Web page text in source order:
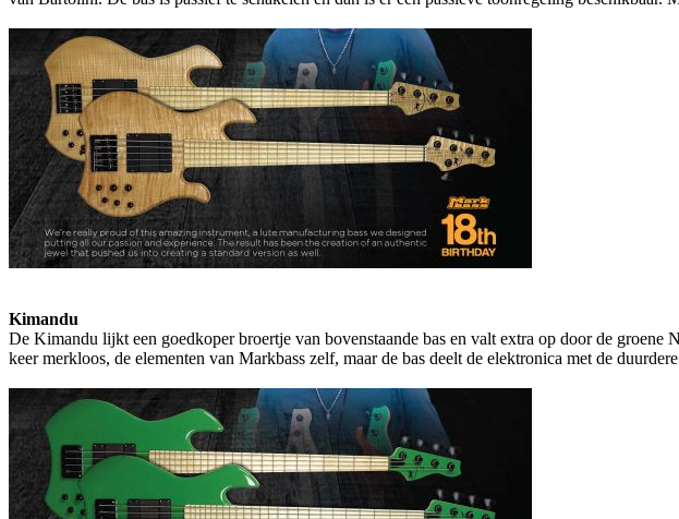
Kimandu
De Kimandu lijkt een goedkoper broertje van bovenstaande bas en valt extra op door de
keer merkloos, de elementen van Markbass zelf, maar de bas deelt de elektronica met de